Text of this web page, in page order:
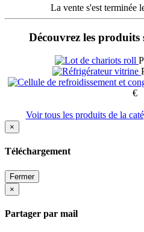
La vente s'est terminée
Découvrez les produits
€
Voir tous les produits de la
×
Téléchargement
Fermer
×
Partager par mail